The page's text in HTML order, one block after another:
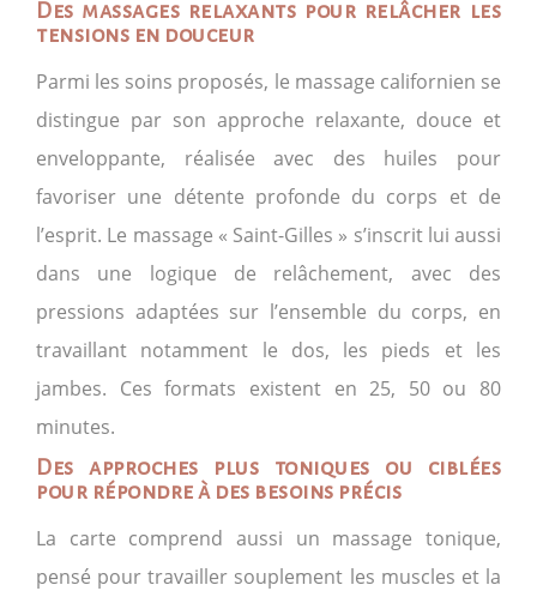
Des massages relaxants pour relâcher les
tensions en douceur
Parmi les soins proposés, le massage californien se
distingue par son approche relaxante, douce et
enveloppante, réalisée avec des huiles pour
favoriser une détente profonde du corps et de
l’esprit. Le massage « Saint-Gilles » s’inscrit lui aussi
dans une logique de relâchement, avec des
pressions adaptées sur l’ensemble du corps, en
travaillant notamment le dos, les pieds et les
jambes. Ces formats existent en 25, 50 ou 80
minutes.
Des approches plus toniques ou ciblées
pour répondre à des besoins précis
La carte comprend aussi un massage tonique,
pensé pour travailler souplement les muscles et la